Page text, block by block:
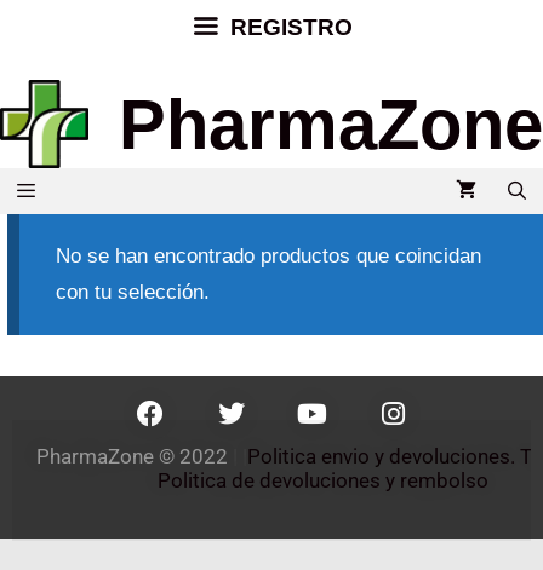
REGISTRO
PharmaZone
No se han encontrado productos que coincidan
con tu selección.
PharmaZone © 2022
Politica envio y devoluciones.
Politica de devoluciones y rembolso